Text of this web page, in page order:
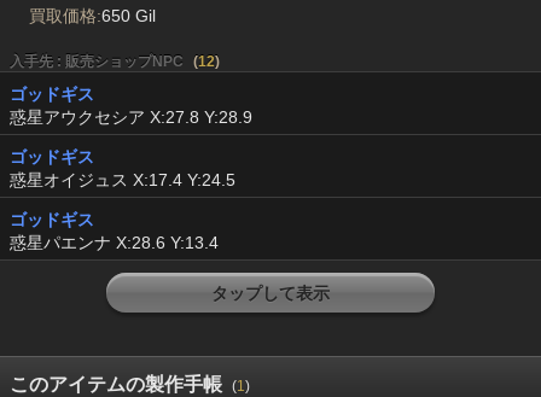
買取価格:650 Gil
入手先 : 販売ショップNPC (12)
ゴッドギス
惑星アウクセシア X:27.8 Y:28.9
ゴッドギス
惑星オイジュス X:17.4 Y:24.5
ゴッドギス
惑星パエンナ X:28.6 Y:13.4
タップして表示
このアイテムの製作手帳 (1)